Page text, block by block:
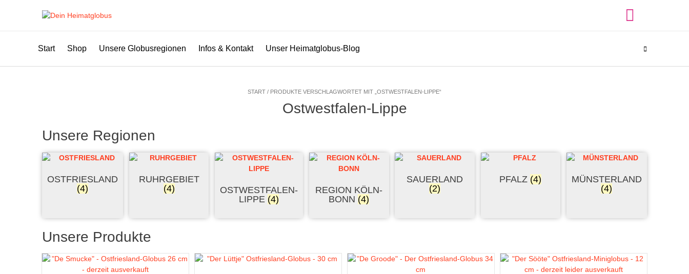
Start Shop Unsere Globusregionen Infos & Kontakt Unser Heimatglobus-Blog
START / PRODUKTE VERSCHLAGWORTET MIT „OSTWESTFALEN-LIPPE“
Ostwestfalen-Lippe
Unsere Regionen
OSTFRIESLAND
(4)
RUHRGEBIET
(4)
OSTWESTFALEN-
LIPPE (4)
REGION KÖLN-
BONN (4)
SAUERLAND
(2)
PFALZ (4)
MÜNSTERLAND
(4)
Unsere Produkte